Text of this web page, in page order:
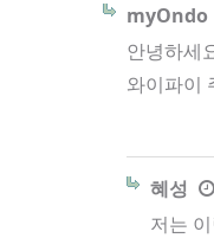
myOndo
안녕하세
와이파이
혜성
저는